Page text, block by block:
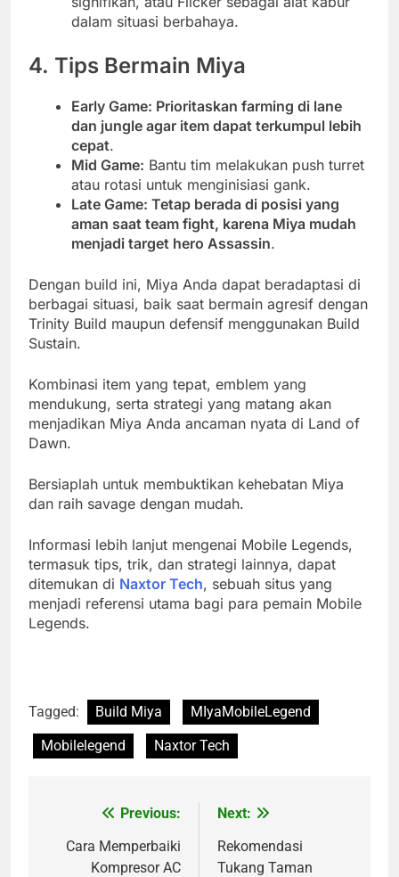
dalam situasi berbahaya.
4. Tips Bermain Miya
Early Game: Prioritaskan farming di lane
dan jungle agar item dapat terkumpul lebih
cepat.
Mid Game: Bantu tim melakukan push turret
atau rotasi untuk menginisiasi gank.
Late Game: Tetap berada di posisi yang
aman saat team fight, karena Miya mudah
menjadi target hero Assassin.
Dengan build ini, Miya Anda dapat beradaptasi di
berbagai situasi, baik saat bermain agresif dengan
Trinity Build maupun defensif menggunakan Build
Sustain.
Kombinasi item yang tepat, emblem yang
mendukung, serta strategi yang matang akan
menjadikan Miya Anda ancaman nyata di Land of
Dawn.
Bersiaplah untuk membuktikan kehebatan Miya
dan raih savage dengan mudah.
Informasi lebih lanjut mengenai Mobile Legends,
termasuk tips, trik, dan strategi lainnya, dapat
ditemukan di Naxtor Tech, sebuah situs yang
menjadi referensi utama bagi para pemain Mobile
Legends.
Tagged: Build Miya
MIyaMobileLegend
Mobilelegend
Naxtor Tech
Navigasi
pos
Previous:
Cara Memperbaiki
Kompresor AC
Next:
Rekomendasi
Tukang Taman